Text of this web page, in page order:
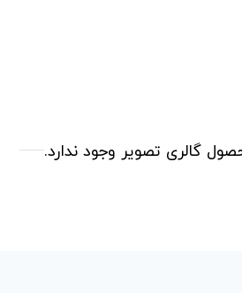
گالری تصویر وجود ندارد.